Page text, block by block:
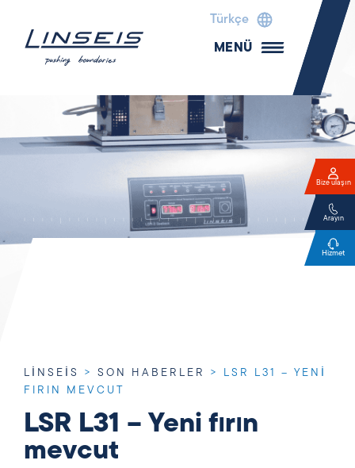
Türkçe
MENÜ
LINSEIS > SON HABERLER > LSR L31 – YENI
FIRIN MEVCUT
LSR L31 – Yeni fırın
mevcut
Bize ulaşın
Arayın
Hizmet